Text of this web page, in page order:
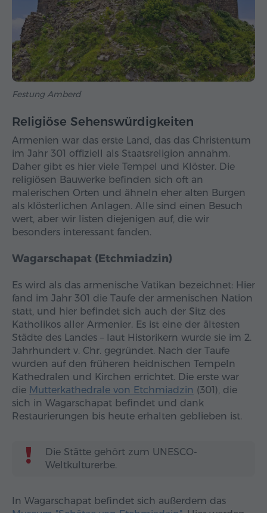
Festung Amberd
Religiöse Sehenswürdigkeiten
Armenien war das erste Land, das das Christentum
im Jahr 301 offiziell als Staatsreligion annahm.
Daher gibt es hier viele Tempel und Klöster. Die
religiösen Bauwerke befinden sich oft an
malerischen Orten und ähneln eher alten Burgen
als klösterlichen Anlagen. Alle sind einen Besuch
wert, aber wir listen diejenigen auf, die wir
besonders interessant fanden.
Wagarschapat (Etchmiadzin)
Es wird als das armenische Vatikan bezeichnet: Hier
fand im Jahr 301 die Taufe der armenischen Nation
statt, und hier befindet sich auch der Sitz des
Katholikos aller Armenier. Es ist eine der ältesten
Städte des Landes – laut Historikern wurde sie im 2.
Jahrhundert v. Chr. gegründet. Nach der Taufe
wurden auf den früheren heidnischen Tempeln
Kathedralen und Kirchen errichtet. Die erste war
die Mutterkathedrale von Etchmiadzin (301), die
sich in Wagarschapat befindet und dank
Restaurierungen bis heute erhalten geblieben ist.
Die Stätte gehört zum UNESCO-
Weltkulturerbe.
In Wagarschapat befindet sich außerdem das